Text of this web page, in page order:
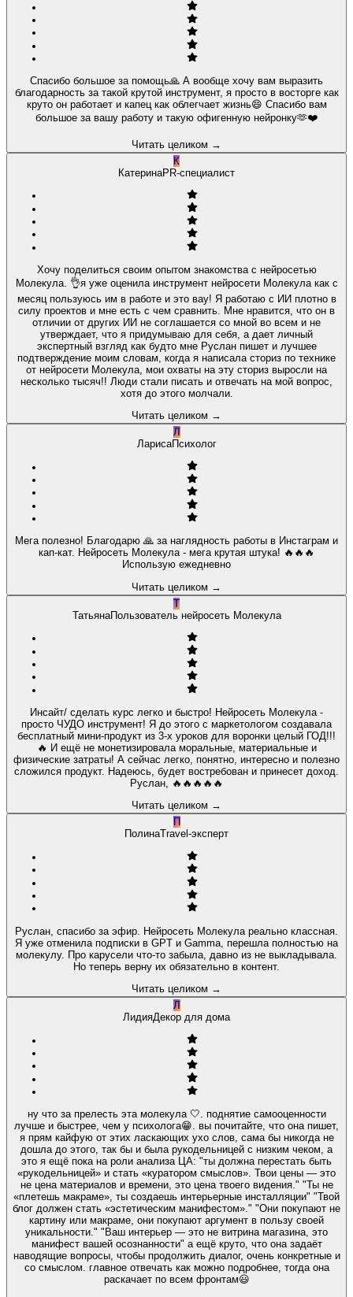
Спасибо большое за помощь🙏 А вообще хочу вам выразить
благодарность за такой крутой инструмент, я просто в восторге как
круто он работает и капец как облегчает жизнь😄 Спасибо вам
большое за вашу работу и такую офигенную нейронку🫶❤️
Читать целиком →
К
КатеринаPR-специалист
Хочу поделиться своим опытом знакомства с нейросетью
Молекула. 👌я уже оценила инструмент нейросети Молекула как с
месяц пользуюсь им в работе и это вау! Я работаю с ИИ плотно в
силу проектов и мне есть с чем сравнить. Мне нравится, что он в
отличии от других ИИ не соглашается со мной во всем и не
утверждает, что я придумываю для себя, а дает личный
экспертный взгляд как будто мне Руслан пишет и лучшее
подтверждение моим словам, когда я написала сториз по технике
от нейросети Молекула, мои охваты на эту сториз выросли на
несколько тысяч!! Люди стали писать и отвечать на мой вопрос,
хотя до этого молчали.
Читать целиком →
Л
ЛарисаПсихолог
Мега полезно! Благодарю 🙏 за наглядность работы в Инстаграм и
кап-кат. Нейросеть Молекула - мега крутая штука! 🔥🔥🔥
Использую ежедневно
Читать целиком →
Т
ТатьянаПользователь нейросеть Молекула
Инсайт/ сделать курс легко и быстро! Нейросеть Молекула -
просто ЧУДО инструмент! Я до этого с маркетологом создавала
бесплатный мини-продукт из 3-х уроков для воронки целый ГОД!!!
🔥 И ещё не монетизировала моральные, материальные и
физические затраты! А сейчас легко, понятно, интересно и полезно
сложился продукт. Надеюсь, будет востребован и принесет доход.
Руслан, 🔥🔥🔥🔥🔥
Читать целиком →
П
ПолинаTravel-эксперт
Руслан, спасибо за эфир. Нейросеть Молекула реально классная.
Я уже отменила подписки в GPT и Gamma, перешла полностью на
молекулу. Про карусели что-то забыла, давно из не выкладывала.
Но теперь верну их обязательно в контент.
Читать целиком →
Л
ЛидияДекор для дома
ну что за прелесть эта молекула 🤍. поднятие самооценности
лучше и быстрее, чем у психолога😁. вы почитайте, что она пишет,
я прям кайфую от этих ласкающих ухо слов, сама бы никогда не
дошла до этого, так бы и была рукодельницей с низким чеком, а
это я ещё пока на роли анализа ЦА: "ты должна перестать быть
«рукодельницей» и стать «куратором смыслов». Твои цены — это
не цена материалов и времени, это цена твоего видения." "Ты не
«плетешь макраме», ты создаешь интерьерные инсталляции" "Твой
блог должен стать «эстетическим манифестом»." "Они покупают не
картину или макраме, они покупают аргумент в пользу своей
уникальности." "Ваш интерьер — это не витрина магазина, это
манифест вашей осознанности" а ещё круто, что она задаёт
наводящие вопросы, чтобы продолжить диалог, очень конкретные и
со смыслом. главное отвечать как можно подробнее, тогда она
раскачает по всем фронтам😃